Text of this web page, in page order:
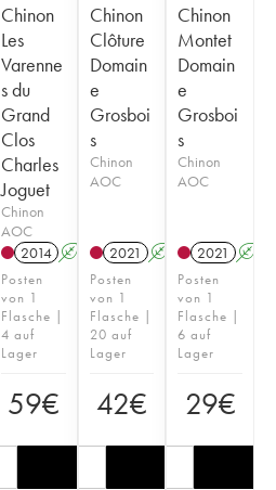
Chinon
Les
Varenne
s du
Grand
Clos
Charles
Joguet
Chinon
AOC
2014 A
Posten
von 1
Flasche |
4 auf
Lager
59€
Chinon
Clôture
Domain
e
Grosboi
s
Chinon
AOC
2021 A
Posten
von 1
Flasche |
20 auf
Lager
42€
Chinon
Montet
Domain
e
Grosboi
s
Chinon
AOC
2021 A
Posten
von 1
Flasche |
6 auf
Lager
29€